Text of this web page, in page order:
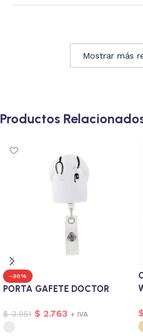
Mostrar más
Productos
-30%
PORTA GAFETE DOCTOR
$3.951 $ 2.763 + IVA $